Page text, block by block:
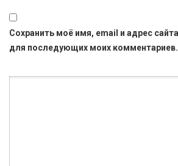
Сохранить моё имя, email и адрес
для последующих моих комментариев.